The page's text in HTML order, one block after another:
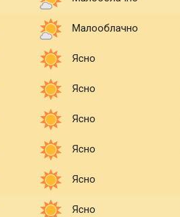
Малооблачно
Ясно
Ясно
Ясно
Ясно
Ясно
Ясно